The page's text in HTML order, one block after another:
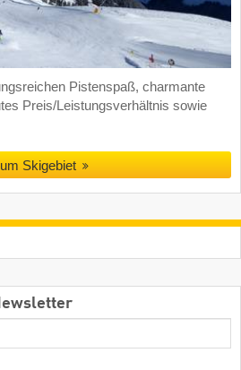
Pistenspaß, charmante
Preis/Leistungsverhältnis sowie
Skigebiet